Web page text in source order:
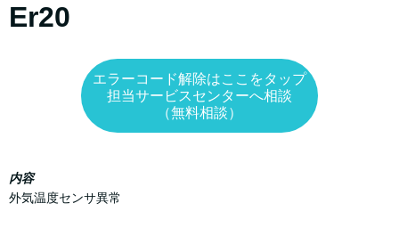
Er20
エラーコード解除はここをタップ
担当サービスセンターへ相談
（無料相談）
内容
外気温度センサ異常